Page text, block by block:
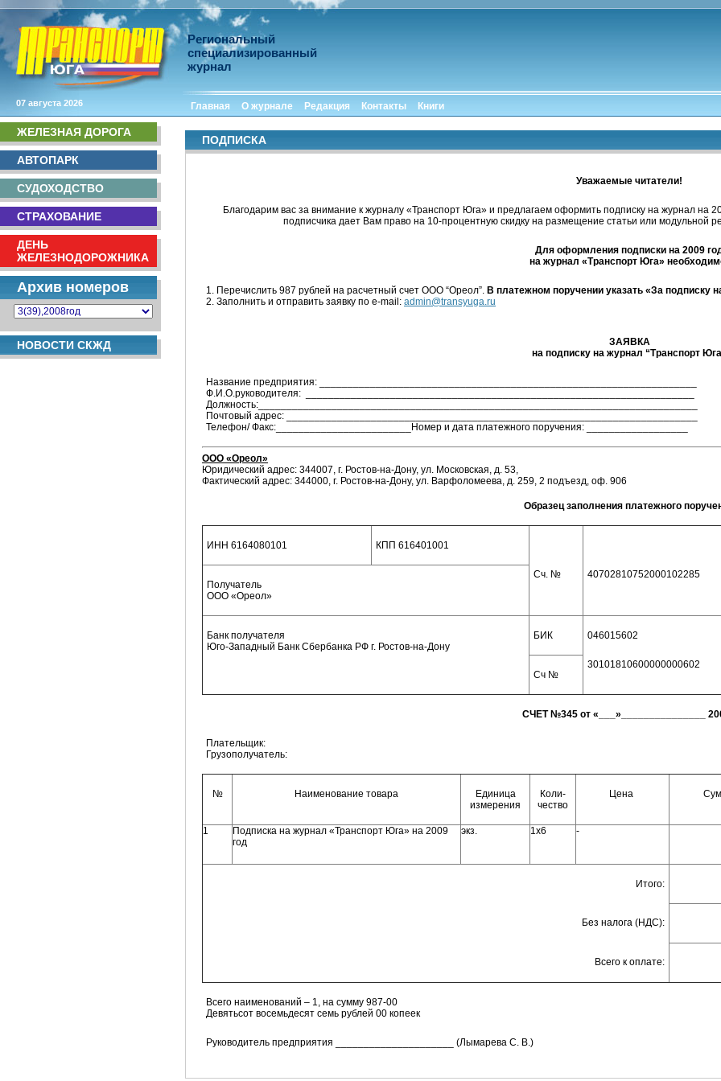
Региональный
специализированный
журнал
07 августа 2026 Главная О журнале Редакция Контакты Книги
ЖЕЛЕЗНАЯ ДОРОГА
АВТОПАРК
СУДОХОДСТВО
СТРАХОВАНИЕ
ДЕНЬ
ЖЕЛЕЗНОДОРОЖНИКА
Архив номеров
НОВОСТИ СКЖД
ПОДПИСКА
Уважаемые читатели!
Благодарим вас за внимание к журналу «Транспорт Юга» и предлагаем оформить подписку на журнал на
подписчика дает Вам право на 10-процентную скидку на размещение статьи или модульной
Для оформления подписки на 2009
на журнал «Транспорт Юга»
1. Перечислить 987 рублей на расчетный счет ООО “Ореол”. В платежном поручении указать «За подписку
2. Заполнить и отправить заявку по e-mail: admin@transyuga.ru
ЗАЯВКА
на подписку на журнал “Транспорт
Название предприятия: ___________________________________________________________________
Ф.И.О.руководителя: _____________________________________________________________________
Должность:______________________________________________________________________________
Почтовый адрес: _________________________________________________________________________
Телефон/ Факс:________________________Номер и дата платежного поручения: __________________
ООО «Ореол»
Юридический адрес: 344007, г. Ростов-на-Дону, ул. Московская, д. 53,
Фактический адрес: 344000, г. Ростов-на-Дону, ул. Варфоломеева, д. 259, 2 подъезд, оф. 906
Образец заполнения платежного
ИНН 6164080101 КПП 616401001
Сч. №
40702810752000102285
Получатель
ООО «Ореол»
Банк получателя
Юго-Западный Банк Сбербанка РФ г. Ростов-на-Дону
БИК 046015602
30101810600000000602
Сч №
СЧЕТ №345 от «___»_______________
Плательщик:
Грузополучатель:
№ Наименование товара
Единица
измерения
Коли-
чество
Цена
1
Подписка на журнал «Транспорт Юга» на 2009
год
экз. 1х6
-
Итого:
Без налога (НДС):
Всего к оплате:
Всего наименований – 1, на сумму 987-00
Девятьсот восемьдесят семь рублей 00 копеек
Руководитель предприятия _____________________ (Лымарева С. В.)